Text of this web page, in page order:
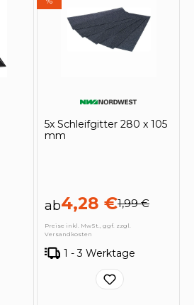
5x Schleifgitter 280 x 105
mm
ab4,28 €1,99 €
Preise inkl. MwSt., ggf. zzgl.
Versandkosten
1 - 3 Werktage